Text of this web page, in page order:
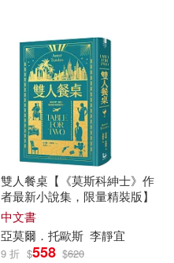
雙人餐桌【《莫斯科紳士》作
者最新小說集，限量精裝版】
中文書
亞莫爾 ． 托歐斯 李靜宜
9 折 $558 $620